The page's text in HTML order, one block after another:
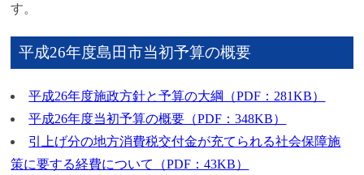
す。
平成26年度島田市当初予算の概要
平成26年度施政方針と予算の大綱（PDF：281KB）
平成26年度当初予算の概要（PDF：348KB）
引上げ分の地方消費税交付金が充てられる社会保障施
策に要する経費について（PDF：43KB）